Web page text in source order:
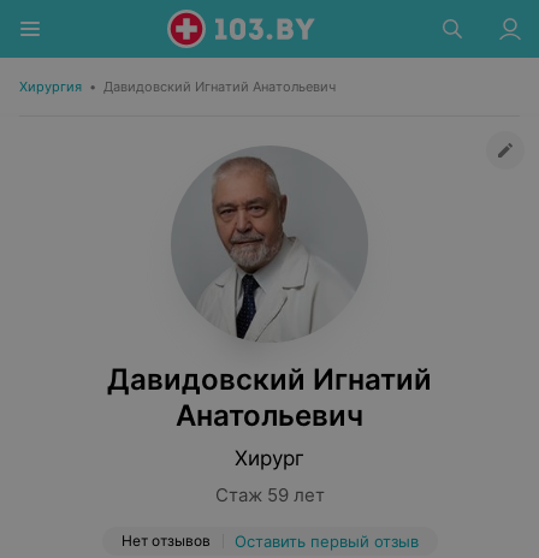
Хирургия • Давидовский Игнатий Анатольевич
Давидовский Игнатий
Анатольевич
Хирург
Стаж 59 лет
Нет отзывов Оставить первый отзыв